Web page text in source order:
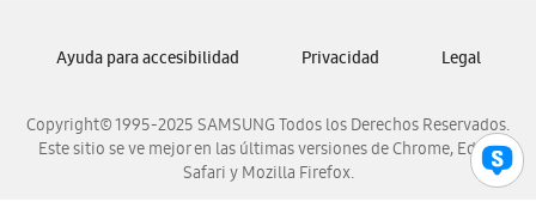
Samsung Venezuela
Copyright© 1995-2025 SAMSUNG Todos los Derechos Reservados.
Este sitio se ve mejor en las últimas versiones de Chrome, Edge,
Safari y Mozilla Firefox.
Ayuda para accesibilidad Privacidad Legal